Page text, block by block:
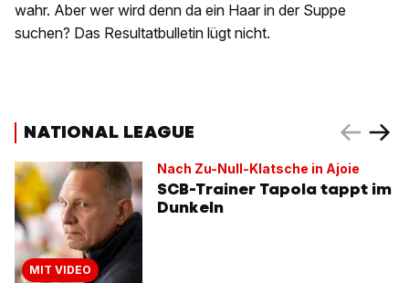
wahr. Aber wer wird denn da ein Haar in der Suppe
suchen? Das Resultatbulletin lügt nicht.
NATIONAL LEAGUE
MIT VIDEO
Nach Zu-Null-Klatsche in Ajoie
SCB-Trainer Tapola tappt im
Dunkeln